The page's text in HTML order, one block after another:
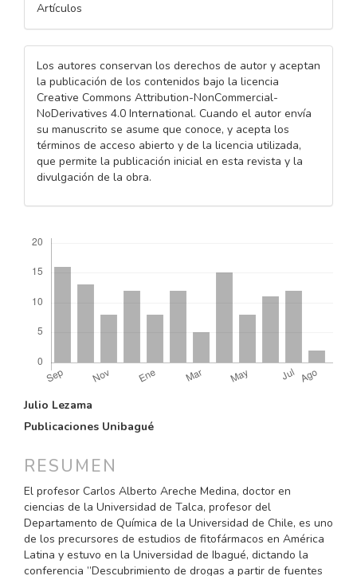
Artículos
Los autores conservan los derechos de autor y aceptan
la publicación de los contenidos bajo la licencia
Creative Commons Attribution-NonCommercial-
NoDerivatives 4.0 International. Cuando el autor envía
su manuscrito se asume que conoce, y acepta los
términos de acceso abierto y de la licencia utilizada,
que permite la publicación inicial en esta revista y la
divulgación de la obra.
CONTENIDO
PRINCIPAL
ARTÍCULO
Julio Lezama
Publicaciones Unibagué
RESUMEN
El profesor Carlos Alberto Areche Medina, doctor en
ciencias de la Universidad de Talca, profesor del
Departamento de Química de la Universidad de Chile, es uno
de los precursores de estudios de fitofármacos en América
Latina y estuvo en la Universidad de Ibagué, dictando la
conferencia ”Descubrimiento de drogas a partir de fuentes